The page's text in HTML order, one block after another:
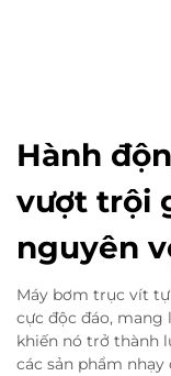
Hành
vượt trội
nguyên
Máy bơm trục vít
cực độc đáo, mang
khiến nó trở thành
các sản phẩm